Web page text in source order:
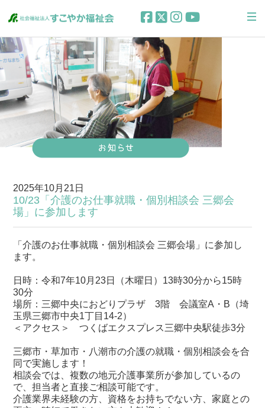
2025年10月21日
10/23「介護のお仕事就職・個別相談会 三郷会
場」に参加します
「介護のお仕事就職・個別相談会 三郷会場」に参加し
ます。
日時：令和7年10月23日（木曜日）13時30分から15時
30分
場所：三郷中央におどりプラザ 3階 会議室A・B（埼
⽟県三郷市中央1丁⽬14-2）
＜アクセス＞ つくばエクスプレス三郷中央駅徒歩3分
三郷市・草加市・八潮市の介護の就職・個別相談会を合
同で実施します！
相談会では、複数の地元介護事業所が参加しているの
で、担当者と直接ご相談可能です。
介護業界未経験の方、資格をお持ちでない方、家庭との